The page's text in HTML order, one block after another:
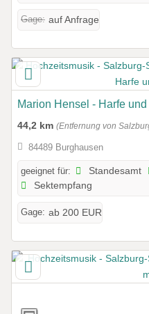
Gage: auf Anfrage
Marion Hensel - Harfe
44,2 km (Entfernung von
84489 Burghausen
geeignet für: Standesamt
Sektempfang
Gage: ab 200 EUR